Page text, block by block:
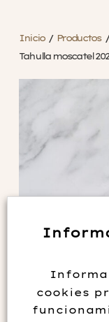
Inicio / Productos /
Tahulla moscatel
cookies